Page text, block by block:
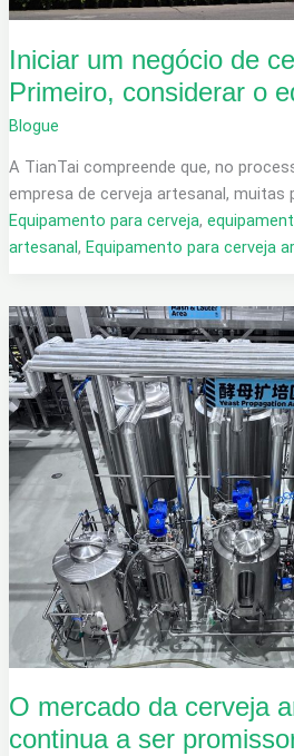
Iniciar um negócio de
Primeiro, considerar o
Blogue
A TianTai compreende que, no
empresa de cerveja artesanal, muitas
Equipamento para cerveja,
artesanal, Equipamento para cerveja
O mercado da cerveja
continua a ser